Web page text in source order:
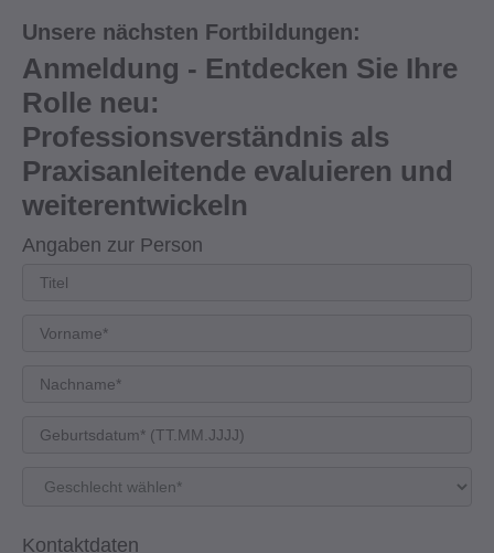
Unsere nächsten Fortbildungen:
Anmeldung - Entdecken Sie Ihre
Rolle neu:
Professionsverständnis als
Praxisanleitende evaluieren und
weiterentwickeln
Angaben zur Person
Kontaktdaten